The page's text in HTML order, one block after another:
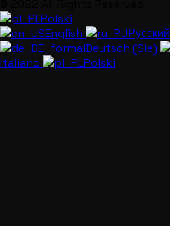
Polski
English
Русский
Deutsch (Sie)
Italiano
Polski